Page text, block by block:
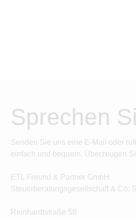
Sprechen
Senden Sie uns eine E-Mail oder
einfach und bequem. Überzeugen
ETL Freund & Partner GmbH
Steuerberatungsgesellschaft & Co.
Reinhardtstraße 58